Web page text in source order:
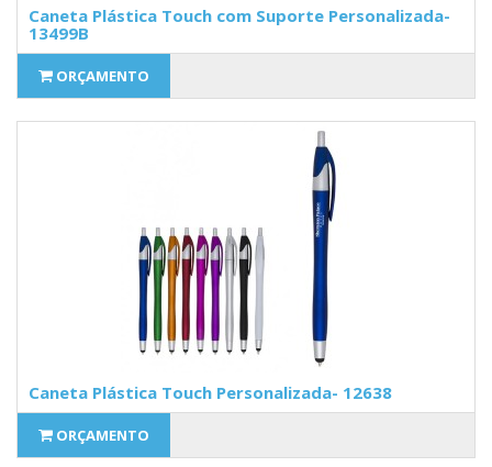
Caneta Plástica Touch com Suporte Personalizada-
13499B
ORÇAMENTO
Caneta Plástica Touch Personalizada- 12638
ORÇAMENTO